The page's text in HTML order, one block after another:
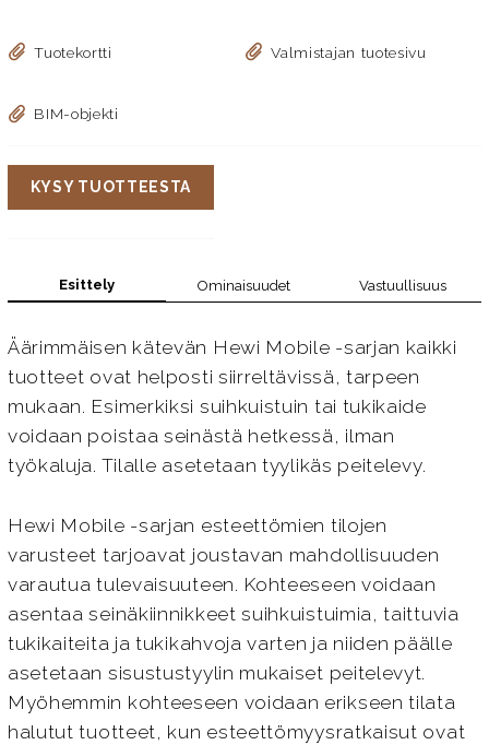
Tuotekortti Valmistajan tuotesivu
BIM-objekti
KYSY TUOTTEESTA
Esittely Ominaisuudet Vastuullisuus
Äärimmäisen kätevän Hewi Mobile -sarjan kaikki
tuotteet ovat helposti siirreltävissä, tarpeen
mukaan. Esimerkiksi suihkuistuin tai tukikaide
voidaan poistaa seinästä hetkessä, ilman
työkaluja. Tilalle asetetaan tyylikäs peitelevy.
Hewi Mobile -sarjan esteettömien tilojen
varusteet tarjoavat joustavan mahdollisuuden
varautua tulevaisuuteen. Kohteeseen voidaan
asentaa seinäkiinnikkeet suihkuistuimia, taittuvia
tukikaiteita ja tukikahvoja varten ja niiden päälle
asetetaan sisustustyylin mukaiset peitelevyt.
Myöhemmin kohteeseen voidaan erikseen tilata
halutut tuotteet, kun esteettömyysratkaisut ovat